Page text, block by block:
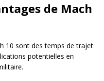
de Mach
10 sont des temps de trajet
potentielles en